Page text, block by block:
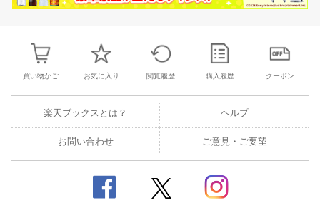
買い物かご お気に入り 閲覧履歴 購入履歴 クーポン
楽天ブックスとは？ ヘルプ
お問い合わせ ご意見・ご要望